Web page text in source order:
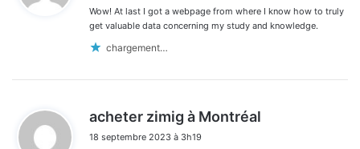
:
Wow! At last I got a webpage from where I know how to truly
get valuable data concerning my study and knowledge.
chargement…
acheter zimig à Montréal
18 septembre 2023 à 3h19